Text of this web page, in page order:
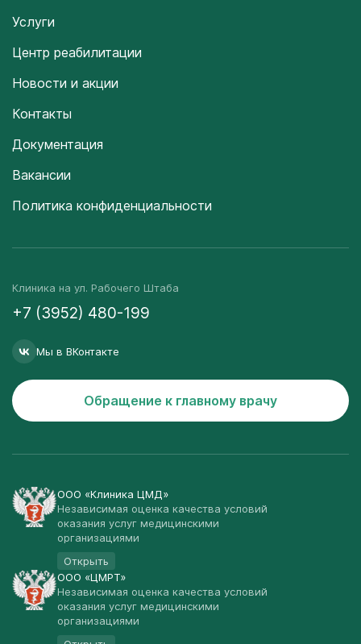
Услуги
Центр реабилитации
Новости и акции
Контакты
Документация
Вакансии
Политика конфиденциальности
Клиника на ул. Рабочего Штаба
+7 (3952) 480-199
Мы в ВКонтакте
Обращение к главному врачу
ООО «Клиника ЦМД»
Независимая оценка качества условий
оказания услуг медицинскими
организациями
Открыть
ООО «ЦМРТ»
Независимая оценка качества условий
оказания услуг медицинскими
организациями